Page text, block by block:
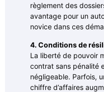
règlement des
avantage pour un
novice dans ces
4. Conditions de
La liberté de pouvoir
contrat sans pénalité
négligeable. Parfois,
chiffre d’affaires